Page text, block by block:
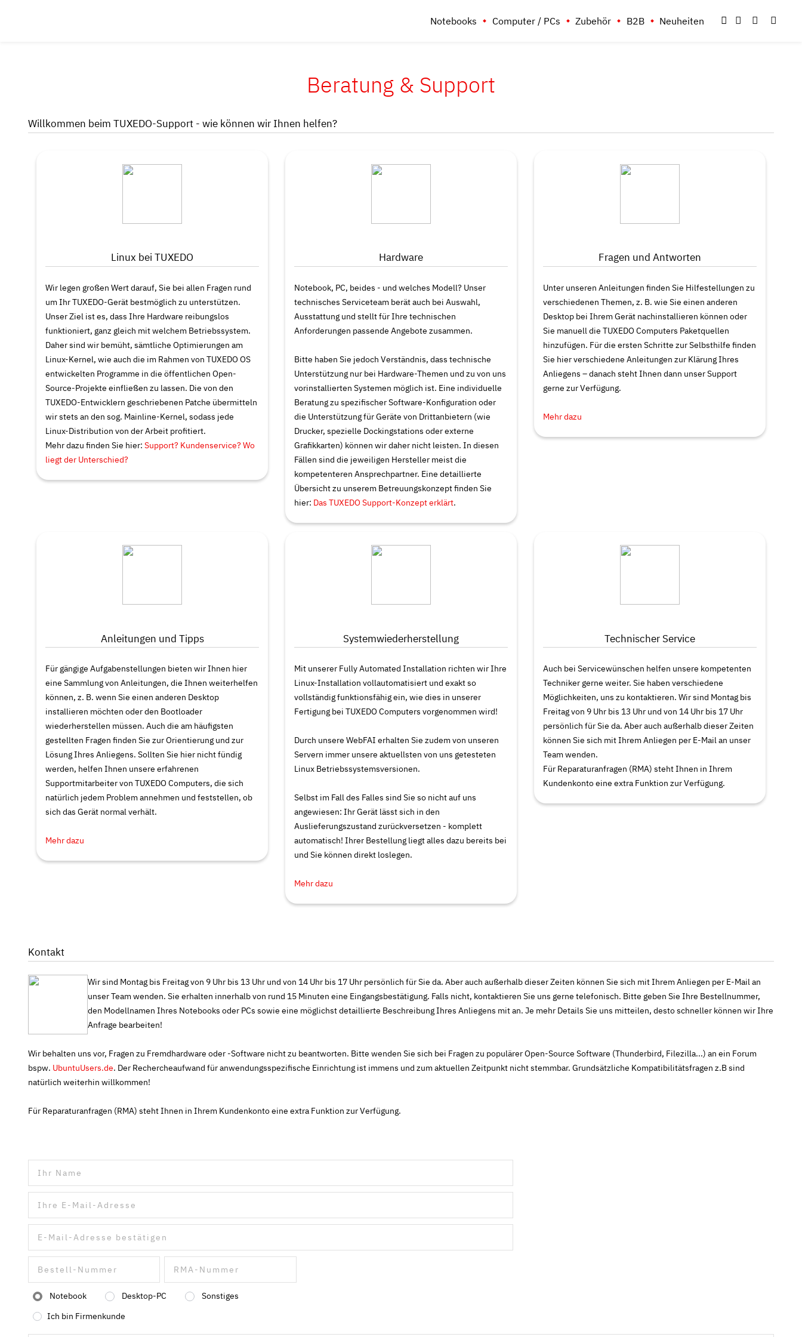
Notebooks Computer / PCs Zubehör B2B Neuheiten
Beratung & Support
Willkommen beim TUXEDO-Support - wie können wir Ihnen helfen?
Linux bei TUXEDO
Wir legen großen Wert darauf, Sie bei allen Fragen rund
um Ihr TUXEDO-Gerät bestmöglich zu unterstützen.
Unser Ziel ist es, dass Ihre Hardware reibungslos
funktioniert, ganz gleich mit welchem Betriebssystem.
Daher sind wir bemüht, sämtliche Optimierungen am
Linux-Kernel, wie auch die im Rahmen von TUXEDO OS
entwickelten Programme in die öffentlichen Open-
Source-Projekte einfließen zu lassen. Die von den
TUXEDO-Entwicklern geschriebenen Patche übermitteln
wir stets an den sog. Mainline-Kernel, sodass jede
Linux-Distribution von der Arbeit profitiert.
Mehr dazu finden Sie hier:Support? Kundenservice? Wo
liegt der Unterschied?
Hardware
Notebook, PC, beides - und welches Modell? Unser
technisches Serviceteam berät auch bei Auswahl,
Ausstattung und stellt für Ihre technischen
Anforderungen passende Angebote zusammen.
Bitte haben Sie jedoch Verständnis, dass technische
Unterstützung nur bei Hardware-Themen und zu von uns
vorinstallierten Systemen möglich ist. Eine individuelle
Beratung zu spezifischer Software-Konfiguration oder
die Unterstützung für Geräte von Drittanbietern (wie
Drucker, spezielle Dockingstations oder externe
Grafikkarten) können wir daher nicht leisten. In diesen
Fällen sind die jeweiligen Hersteller meist die
kompetenteren Ansprechpartner. Eine detaillierte
Übersicht zu unserem Betreuungskonzept finden Sie
hier: Das TUXEDO Support-Konzept erklärt.
Fragen und Antworten
Unter unseren Anleitungen finden Sie Hilfestellungen zu
verschiedenen Themen, z. B. wie Sie einen anderen
Desktop bei Ihrem Gerät nachinstallieren können oder
Sie manuell die TUXEDO Computers Paketquellen
hinzufügen. Für die ersten Schritte zur Selbsthilfe finden
Sie hier verschiedene Anleitungen zur Klärung Ihres
Anliegens – danach steht Ihnen dann unser Support
gerne zur Verfügung.
Mehr dazu
Anleitungen und Tipps
Für gängige Aufgabenstellungen bieten wir Ihnen hier
eine Sammlung von Anleitungen, die Ihnen weiterhelfen
können, z. B. wenn Sie einen anderen Desktop
installieren möchten oder den Bootloader
wiederherstellen müssen. Auch die am häufigsten
gestellten Fragen finden Sie zur Orientierung und zur
Lösung Ihres Anliegens. Sollten Sie hier nicht fündig
werden, helfen Ihnen unsere erfahrenen
Supportmitarbeiter von TUXEDO Computers, die sich
natürlich jedem Problem annehmen und feststellen, ob
sich das Gerät normal verhält.
Mehr dazu
Systemwiederherstellung
Mit unserer Fully Automated Installation richten wir Ihre
Linux-Installation vollautomatisiert und exakt so
vollständig funktionsfähig ein, wie dies in unserer
Fertigung bei TUXEDO Computers vorgenommen wird!
Durch unsere WebFAI erhalten Sie zudem von unseren
Servern immer unsere aktuellsten von uns getesteten
Linux Betriebssystemsversionen.
Selbst im Fall des Falles sind Sie so nicht auf uns
angewiesen: Ihr Gerät lässt sich in den
Auslieferungszustand zurückversetzen - komplett
automatisch! Ihrer Bestellung liegt alles dazu bereits bei
und Sie können direkt loslegen.
Mehr dazu
Technischer Service
Auch bei Servicewünschen helfen unsere kompetenten
Techniker gerne weiter. Sie haben verschiedene
Möglichkeiten, uns zu kontaktieren. Wir sind Montag bis
Freitag von 9 Uhr bis 13 Uhr und von 14 Uhr bis 17 Uhr
persönlich für Sie da. Aber auch außerhalb dieser Zeiten
können Sie sich mit Ihrem Anliegen per E-Mail an unser
Team wenden.
Für Reparaturanfragen (RMA) steht Ihnen in Ihrem
Kundenkonto eine extra Funktion zur Verfügung.
Kontakt
Wir sind Montag bis Freitag von 9 Uhr bis 13 Uhr und von 14 Uhr bis 17 Uhr persönlich für Sie da. Aber auch außerhalb dieser Zeiten können Sie sich mit Ihrem Anliegen per E-Mail an
unser Team wenden. Sie erhalten innerhalb von rund 15 Minuten eine Eingangsbestätigung. Falls nicht, kontaktieren Sie uns gerne telefonisch. Bitte geben Sie Ihre Bestellnummer,
den Modellnamen Ihres Notebooks oder PCs sowie eine möglichst detaillierte Beschreibung Ihres Anliegens mit an. Je mehr Details Sie uns mitteilen, desto schneller können wir Ihre
Anfrage bearbeiten!
Wir behalten uns vor, Fragen zu Fremdhardware oder -Software nicht zu beantworten. Bitte wenden Sie sich bei Fragen zu populärer Open-Source Software (Thunderbird, Filezilla...) an ein Forum
bspw. UbuntuUsers.de. Der Rechercheaufwand für anwendungsspezifische Einrichtung ist immens und zum aktuellen Zeitpunkt nicht stemmbar. Grundsätzliche Kompatibilitätsfragen z.B sind
natürlich weiterhin willkommen!
Für Reparaturanfragen (RMA) steht Ihnen in Ihrem Kundenkonto eine extra Funktion zur Verfügung.
Notebook Desktop-PC
Sonstiges
Ich bin Firmenkunde